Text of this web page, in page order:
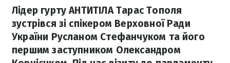
Лідер гурту АНТИТІЛА Тарас Тополя
зустрівся зі спікером Верховної Ради
України Русланом Стефанчуком та його
першим заступником Олександром